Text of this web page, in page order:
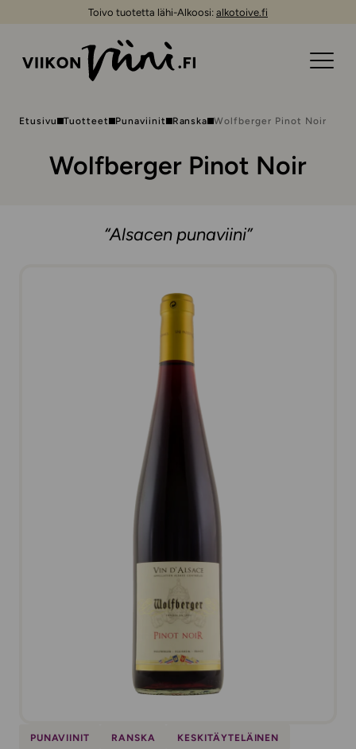
Toivo tuotetta lähi-Alkoosi: alkotoive.fi
Etusivu Tuotteet Punaviinit Ranska Wolfberger Pinot Noir
Wolfberger Pinot Noir
“Alsacen punaviini”
PUNAVIINIT RANSKA KESKITÄYTELÄINEN